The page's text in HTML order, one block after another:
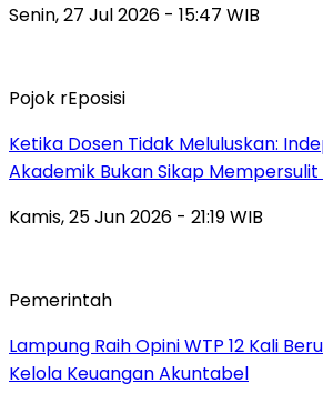
Senin, 27 Jul 2026 - 15:47 WIB
Pojok rEposisi
Ketika Dosen Tidak Meluluskan:
Akademik Bukan Sikap
Kamis, 25 Jun 2026 - 21:19 WIB
Pemerintah
Lampung Raih Opini WTP 12 Kali
Kelola Keuangan Akuntabel